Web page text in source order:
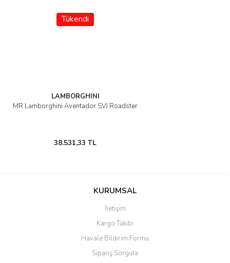
Tükendi
LAMBORGHINI
MR Lamborghini Aventador SVJ Roadster
38.531,33 TL
KURUMSAL
İletişim
Kargo Takibi
Havale Bildirim Formu
Sipariş Sorgula